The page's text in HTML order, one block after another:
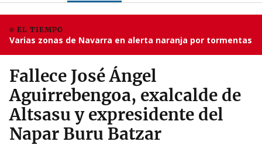
EL TIEMPO
Varias zonas de Navarra en alerta naranja por tormentas
Fallece José Ángel
Aguirrebengoa, exalcalde de
Altsasu y expresidente del
Napar Buru Batzar